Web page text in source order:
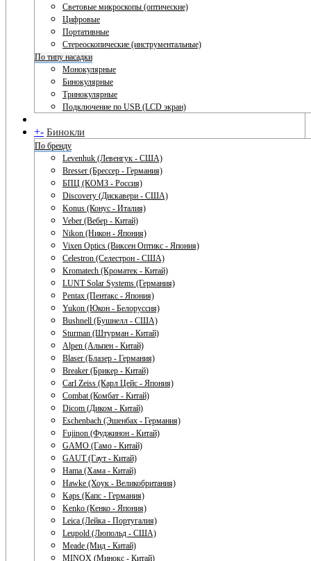
Световые микроскопы (оптические)
Цифровые
Портативные
Стереоскопические (инструментальные)
По типу насадки
Монокулярные
Бинокулярные
Тринокулярные
Подключение по USB (LCD экран)
+- Бинокли
По бренду
Levenhuk (Левенгук - США)
Bresser (Брессер - Германия)
БПЦ (КОМЗ - Россия)
Discovery (Дискавери - США)
Konus (Конус - Италия)
Veber (Вебер - Китай)
Nikon (Никон - Япония)
Vixen Optics (Виксен Оптикс - Япония)
Celestron (Селестрон - США)
Kromatech (Кроматек - Китай)
LUNT Solar Systems (Германия)
Pentax (Пентакс - Япония)
Yukon (Юкон - Белоруссия)
Bushnell (Бушнелл - США)
Sturman (Штурман - Китай)
Alpen (Альпен - Китай)
Blaser (Блазер - Германия)
Breaker (Брикер - Китай)
Carl Zeiss (Карл Цейс - Япония)
Combat (Комбат - Китай)
Dicom (Диком - Китай)
Eschenbach (Эшенбах - Германия)
Fujinon (Фуджинон - Китай)
GAMO (Гамо - Китай)
GAUT (Гаут - Китай)
Hama (Хама - Китай)
Hawke (Хоук - Великобритания)
Kaps (Капс - Германия)
Kenko (Кенко - Япония)
Leica (Лейка - Португалия)
Leupold (Люпольд - США)
Meade (Мид - Китай)
MINOX (Минокс - Китай)